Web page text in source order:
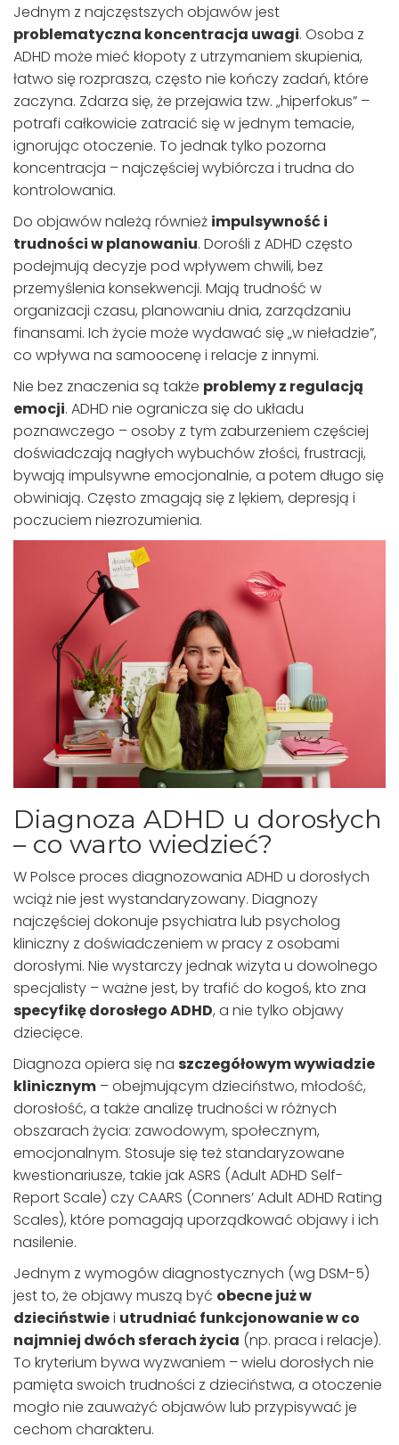
Jednym z najczęstszych objawów jest
problematyczna koncentracja uwagi. Osoba z
ADHD może mieć kłopoty z utrzymaniem skupienia,
łatwo się rozprasza, często nie kończy zadań, które
zaczyna. Zdarza się, że przejawia tzw. „hiperfokus” –
potrafi całkowicie zatracić się w jednym temacie,
ignorując otoczenie. To jednak tylko pozorna
koncentracja – najczęściej wybiórcza i trudna do
kontrolowania.
Do objawów należą również impulsywność i
trudności w planowaniu. Dorośli z ADHD często
podejmują decyzje pod wpływem chwili, bez
przemyślenia konsekwencji. Mają trudność w
organizacji czasu, planowaniu dnia, zarządzaniu
finansami. Ich życie może wydawać się „w nieładzie”,
co wpływa na samoocenę i relacje z innymi.
Nie bez znaczenia są także problemy z regulacją
emocji. ADHD nie ogranicza się do układu
poznawczego – osoby z tym zaburzeniem częściej
doświadczają nagłych wybuchów złości, frustracji,
bywają impulsywne emocjonalnie, a potem długo się
obwiniają. Często zmagają się z lękiem, depresją i
poczuciem niezrozumienia.
Diagnoza ADHD u dorosłych
– co warto wiedzieć?
W Polsce proces diagnozowania ADHD u dorosłych
wciąż nie jest wystandaryzowany. Diagnozy
najczęściej dokonuje psychiatra lub psycholog
kliniczny z doświadczeniem w pracy z osobami
dorosłymi. Nie wystarczy jednak wizyta u dowolnego
specjalisty – ważne jest, by trafić do kogoś, kto zna
specyfikę dorosłego ADHD, a nie tylko objawy
dziecięce.
Diagnoza opiera się na szczegółowym wywiadzie
klinicznym – obejmującym dzieciństwo, młodość,
dorosłość, a także analizę trudności w różnych
obszarach życia: zawodowym, społecznym,
emocjonalnym. Stosuje się też standaryzowane
kwestionariusze, takie jak ASRS (Adult ADHD Self-
Report Scale) czy CAARS (Conners’ Adult ADHD Rating
Scales), które pomagają uporządkować objawy i ich
nasilenie.
Jednym z wymogów diagnostycznych (wg DSM-5)
jest to, że objawy muszą być obecne już w
dzieciństwiei utrudniać funkcjonowanie w co
najmniej dwóch sferach życia (np. praca i relacje).
To kryterium bywa wyzwaniem – wielu dorosłych nie
pamięta swoich trudności z dzieciństwa, a otoczenie
mogło nie zauważyć objawów lub przypisywać je
cechom charakteru.